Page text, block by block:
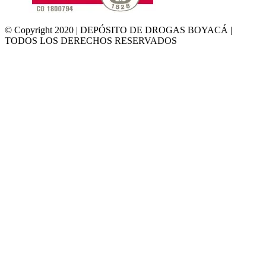
© Copyright 2020 | DEPÓSITO DE DROGAS BOYACÁ |
TODOS LOS DERECHOS RESERVADOS